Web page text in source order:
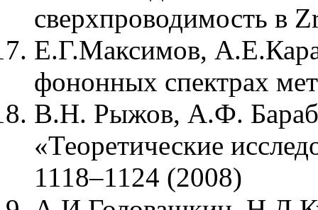
сверхпроводимость
Е.Г.Максимов,
фононных спектрах
В.Н. Рыжов, А.Ф.
«Теоретические
1118–1124 (2008)